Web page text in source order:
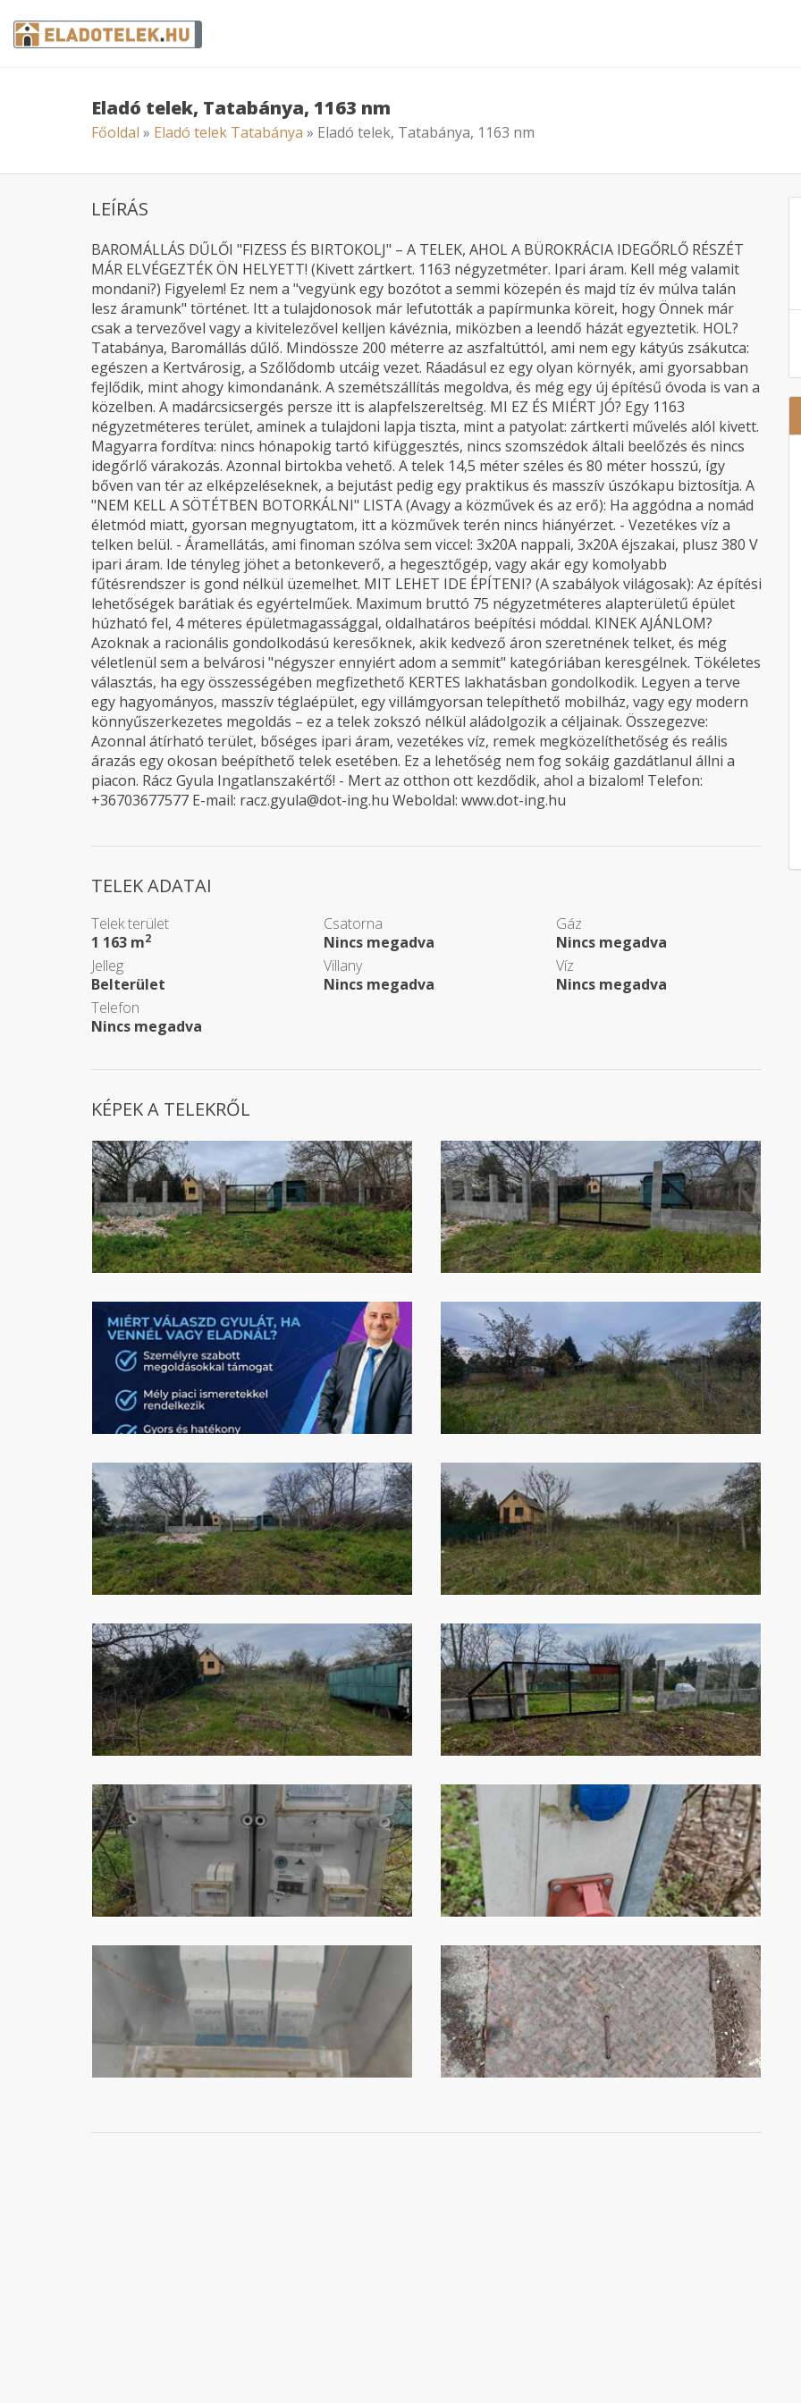
Eladó telek, Tatabánya, 1163 nm
Főoldal » Eladó telek Tatabánya » Eladó telek, Tatabánya, 1163 nm
LEÍRÁS
BAROMÁLLÁS DŰLŐI "FIZESS ÉS BIRTOKOLJ" – A TELEK, AHOL A BÜROKRÁCIA IDEGŐRLŐ RÉSZÉT
MÁR ELVÉGEZTÉK ÖN HELYETT! (Kivett zártkert. 1163 négyzetméter. Ipari áram. Kell még valamit
mondani?) Figyelem! Ez nem a "vegyünk egy bozótot a semmi közepén és majd tíz év múlva talán
lesz áramunk" történet. Itt a tulajdonosok már lefutották a papírmunka köreit, hogy Önnek már
csak a tervezővel vagy a kivitelezővel kelljen kávéznia, miközben a leendő házát egyeztetik. HOL?
Tatabánya, Baromállás dűlő. Mindössze 200 méterre az aszfaltúttól, ami nem egy kátyús zsákutca:
egészen a Kertvárosig, a Szőlődomb utcáig vezet. Ráadásul ez egy olyan környék, ami gyorsabban
fejlődik, mint ahogy kimondanánk. A szemétszállítás megoldva, és még egy új építésű óvoda is van a
közelben. A madárcsicsergés persze itt is alapfelszereltség. MI EZ ÉS MIÉRT JÓ? Egy 1163
négyzetméteres terület, aminek a tulajdoni lapja tiszta, mint a patyolat: zártkerti művelés alól kivett.
Magyarra fordítva: nincs hónapokig tartó kifüggesztés, nincs szomszédok általi beelőzés és nincs
idegőrlő várakozás. Azonnal birtokba vehető. A telek 14,5 méter széles és 80 méter hosszú, így
bőven van tér az elképzeléseknek, a bejutást pedig egy praktikus és masszív úszókapu biztosítja. A
"NEM KELL A SÖTÉTBEN BOTORKÁLNI" LISTA (Avagy a közművek és az erő): Ha aggódna a nomád
életmód miatt, gyorsan megnyugtatom, itt a közművek terén nincs hiányérzet. - Vezetékes víz a
telken belül. - Áramellátás, ami finoman szólva sem viccel: 3x20A nappali, 3x20A éjszakai, plusz 380 V
ipari áram. Ide tényleg jöhet a betonkeverő, a hegesztőgép, vagy akár egy komolyabb
fűtésrendszer is gond nélkül üzemelhet. MIT LEHET IDE ÉPÍTENI? (A szabályok világosak): Az építési
lehetőségek barátiak és egyértelműek. Maximum bruttó 75 négyzetméteres alapterületű épület
húzható fel, 4 méteres épületmagassággal, oldalhatáros beépítési móddal. KINEK AJÁNLOM?
Azoknak a racionális gondolkodású keresőknek, akik kedvező áron szeretnének telket, és még
véletlenül sem a belvárosi "négyszer ennyiért adom a semmit" kategóriában keresgélnek. Tökéletes
választás, ha egy összességében megfizethető KERTES lakhatásban gondolkodik. Legyen a terve
egy hagyományos, masszív téglaépület, egy villámgyorsan telepíthető mobilház, vagy egy modern
könnyűszerkezetes megoldás – ez a telek zokszó nélkül aládolgozik a céljainak. Összegezve:
Azonnal átírható terület, bőséges ipari áram, vezetékes víz, remek megközelíthetőség és reális
árazás egy okosan beépíthető telek esetében. Ez a lehetőség nem fog sokáig gazdátlanul állni a
piacon. Rácz Gyula Ingatlanszakértő! - Mert az otthon ott kezdődik, ahol a bizalom! Telefon:
+36703677577 E-mail: racz.gyula@dot-ing.hu Weboldal: www.dot-ing.hu
TELEK ADATAI
Telek terület
1 163 m2
Csatorna
Nincs megadva
Gáz
Nincs megadva
Jelleg
Belterület
Villany
Nincs megadva
Víz
Nincs megadva
Telefon
Nincs megadva
KÉPEK A TELEKRŐL